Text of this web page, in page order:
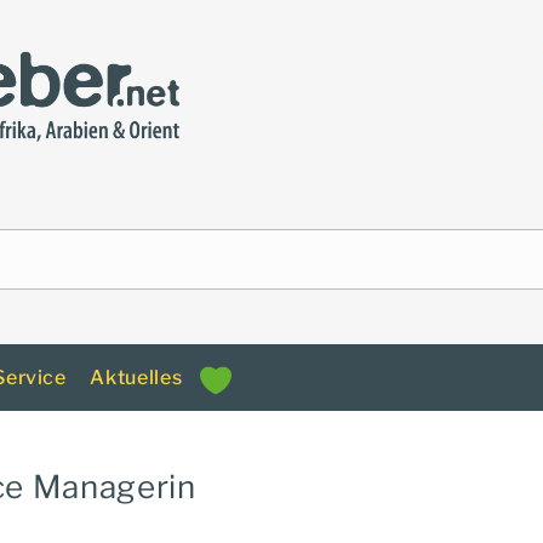
Aktuelles
Managerin